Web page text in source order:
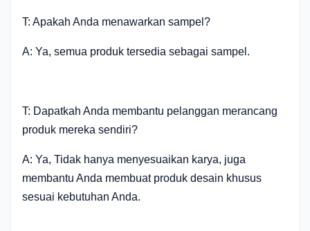
T: Apakah Anda menawarkan sampel?
A: Ya, semua produk tersedia sebagai sampel.
T: Dapatkah Anda membantu pelanggan merancang
produk mereka sendiri?
A: Ya, Tidak hanya menyesuaikan karya, juga
membantu Anda membuat produk desain khusus
sesuai kebutuhan Anda.